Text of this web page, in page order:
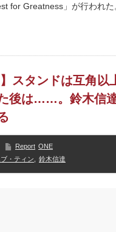
for Greatness」が行われた
】スタンドは互角以
後は……。鈴木信
Report ONE
ブ・ティン 鈴木信達